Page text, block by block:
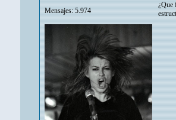
Mensajes: 5.974
¿Que